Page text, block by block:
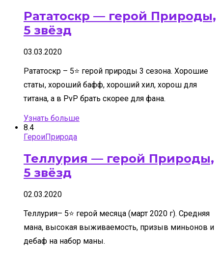
Рататоскр — герой Природы,
5 звёзд
03.03.2020
Рататоскр – 5⭐ герой природы 3 сезона. Хорошие
статы, хороший бафф, хороший хил, хорош для
титана, а в PvP брать скорее для фана.
Узнать больше
8.4
ГероиПрирода
Теллурия — герой Природы,
5 звёзд
02.03.2020
Теллурия– 5⭐ герой месяца (март 2020 г). Средняя
мана, высокая выживаемость, призыв миньонов и
дебаф на набор маны.